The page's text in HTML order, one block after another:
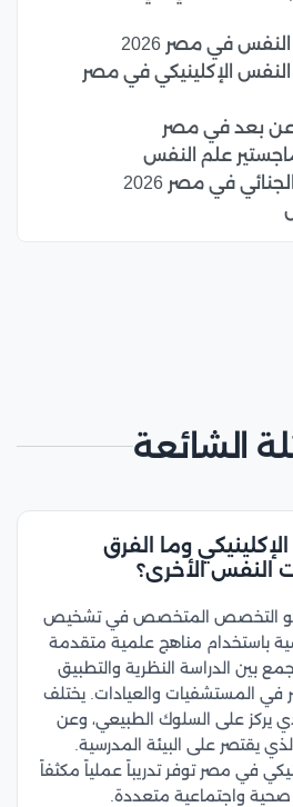
في مصر 2026
النفس الإكلينيكي في مصر
عن بعد في مصر
علم النفس
في مصر 2026
الشائعة
وما الفرق
النفس الأخرى؟
هو التخصص المتخصص في تشخيص
باستخدام مناهج علمية متقدمة
بين الدراسة النظرية والتطبيق
في المستشفيات والعيادات. يختلف
يركز على السلوك الطبيعي، وعن
يقتصر على البيئة المدرسية.
في مصر توفر تدريباً عملياً مكثفاً
واجتماعية متعددة.